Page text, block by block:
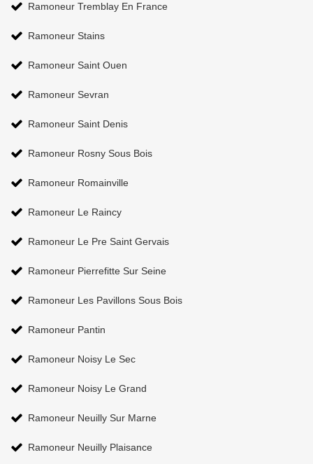
Ramoneur Tremblay En France
Ramoneur Stains
Ramoneur Saint Ouen
Ramoneur Sevran
Ramoneur Saint Denis
Ramoneur Rosny Sous Bois
Ramoneur Romainville
Ramoneur Le Raincy
Ramoneur Le Pre Saint Gervais
Ramoneur Pierrefitte Sur Seine
Ramoneur Les Pavillons Sous Bois
Ramoneur Pantin
Ramoneur Noisy Le Sec
Ramoneur Noisy Le Grand
Ramoneur Neuilly Sur Marne
Ramoneur Neuilly Plaisance